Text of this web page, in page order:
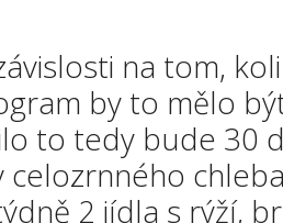
na tom,
by to mělo
to tedy bude 30
celozrnného
2 jídla s rýží,